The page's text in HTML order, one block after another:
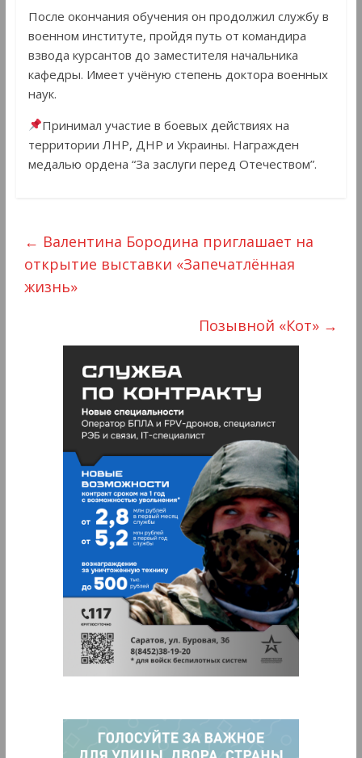
После окончания обучения он продолжил службу в
военном институте, пройдя путь от командира
взвода курсантов до заместителя начальника
кафедры. Имеет учёную степень доктора военных
наук.
Принимал участие в боевых действиях на
территории ЛНР, ДНР и Украины. Награжден
медалью ордена “За заслуги перед Отечеством”.
← Валентина Бородина приглашает на
открытие выставки «Запечатлённая
жизнь»
Позывной «Кот» →